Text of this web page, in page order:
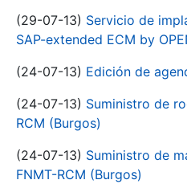
(29-07-13) Servicio de
SAP-extended ECM by
(24-07-13) Edición de
(24-07-13) Suministro de
RCM (Burgos)
(24-07-13) Suministro de
FNMT-RCM (Burgos)